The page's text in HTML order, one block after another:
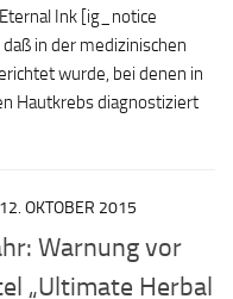
Ink [ig_notice
in der medizinischen
wurde, bei denen in
Hautkrebs diagnostiziert
12. OKTOBER 2015
Warnung vor
„Ultimate Herbal